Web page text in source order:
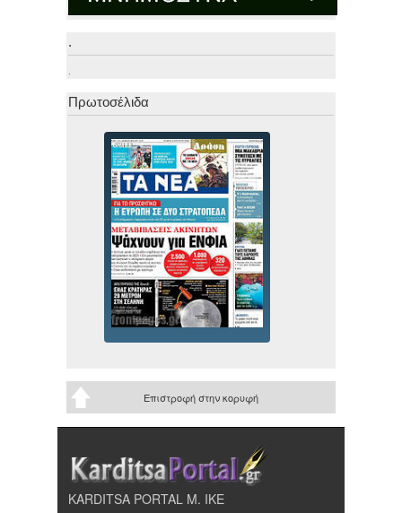
.
.
Πρωτοσέλιδα
Επιστροφή στην κορυφή
KARDITSA PORTAL Μ. ΙΚΕ